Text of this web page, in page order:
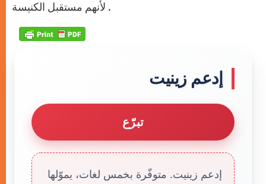
لأنهم مستقبل الكنيسة .
إدعم زينيت
تبرّع
إدعم زينيت. متوفّرة بخمس لغات، يموّلها